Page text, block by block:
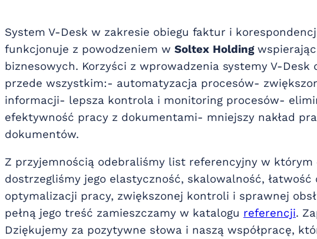
System V-Desk w zakresie obiegu faktur i
funkcjonuje z powodzeniem w Soltex Holding
biznesowych. Korzyści z wprowadzenia systemy V-Desk
przede wszystkim:- automatyzacja procesów-
informacji- lepsza kontrola i monitoring procesów-
efektywność pracy z dokumentami- mniejszy nakład
dokumentów.
Z przyjemnością odebraliśmy list referencyjny w którym
dostrzegliśmy jego elastyczność, skalowalność,
optymalizacji pracy, zwiększonej kontroli i sprawnej
pełną jego treść zamieszczamy w katalogu referencji.
Dziękujemy za pozytywne słowa i naszą współpracę,